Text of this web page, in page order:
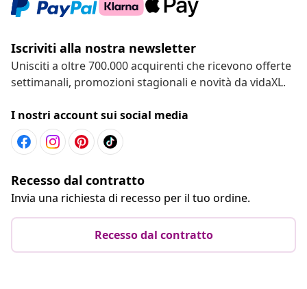
Iscriviti alla nostra newsletter
Unisciti a oltre 700.000 acquirenti che ricevono offerte
settimanali, promozioni stagionali e novità da vidaXL.
I nostri account sui social media
Recesso dal contratto
Invia una richiesta di recesso per il tuo ordine.
Recesso dal contratto